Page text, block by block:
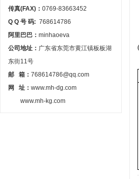
传真(FAX)： 0769-83663452
Q Q 号 码: 768614786
阿里巴巴： minhaoeva
公司地址： 广东省东莞市黄江镇板板湖
东街11号
邮 箱： 768614786@qq.com
网 址： www.mh-dg.com
www.mh-kg.com